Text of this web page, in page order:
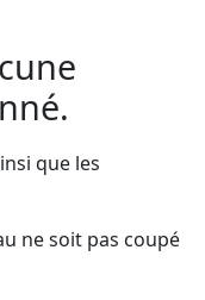
que les
ne soit pas coupé